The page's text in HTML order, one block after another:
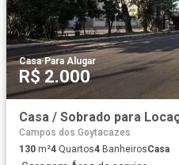
Casa·Para Alugar
R$ 2.000
Campos dos Goytacazes
130 m²4 Quartos4 BanheirosCasa